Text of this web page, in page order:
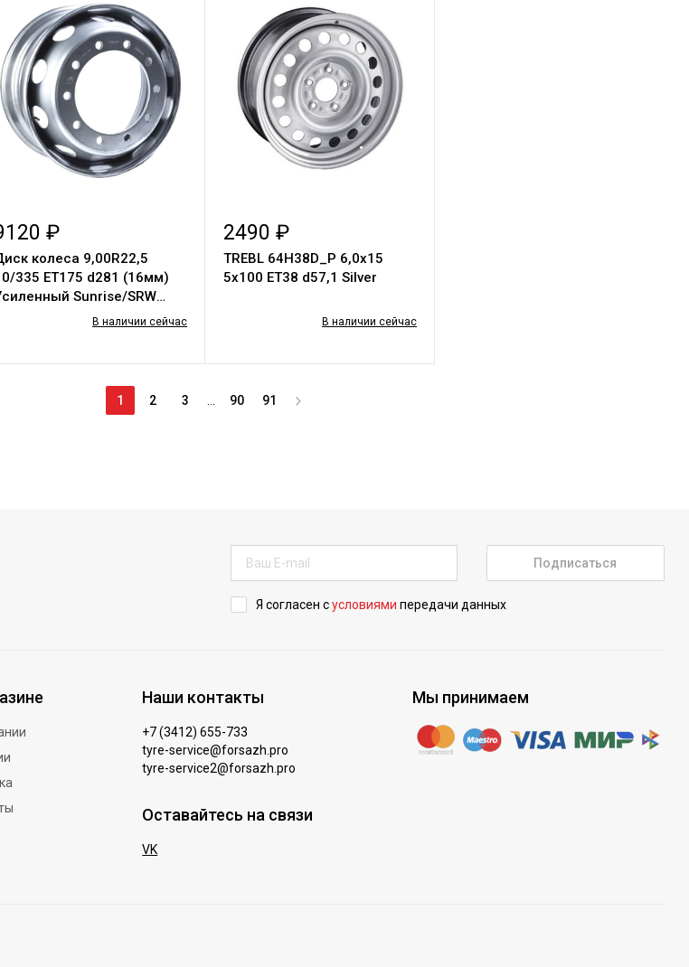
₽
колеса 9,00R22,5
335 ET175 d281 (16мм)
Sunrise/SRW
Внешний вентильВ наличии сейчас
2490 ₽
TREBL 64H38D_P 6,0х15
5х100 ЕТ38 d57,1 Silver
В наличии сейчас
1 2 3 90 91
Подписаться
Я согласен сусловиями передачи данных
Наши контакты
+7 (3412) 655-733
tyre-service@forsazh.pro
tyre-service2@forsazh.pro
Оставайтесь на связи
VK
Мы принимаем